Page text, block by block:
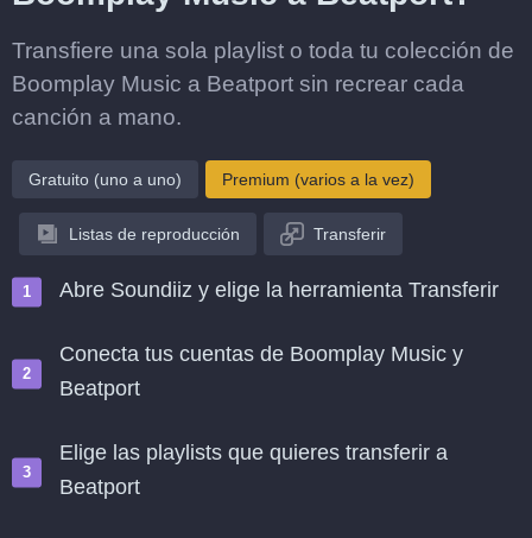
Transfiere una sola playlist o toda tu colección de
Boomplay Music a Beatport sin recrear cada
canción a mano.
Gratuito (uno a uno) Premium (varios a la vez)
Listas de reproducción Transferir
Abre Soundiiz y elige la herramienta Transferir
Conecta tus cuentas de Boomplay Music y
Beatport
Elige las playlists que quieres transferir a
Beatport